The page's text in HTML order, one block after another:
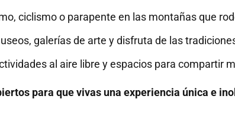
ciclismo o parapente en las montañas que
galerías de arte y disfruta de las
al aire libre y espacios para compartir
para que vivas una experiencia única e